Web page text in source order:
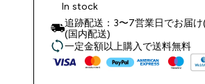
In stock
追跡配送：3〜7営業日でお届
(国内配送)
一定金額以上購入で送料無料